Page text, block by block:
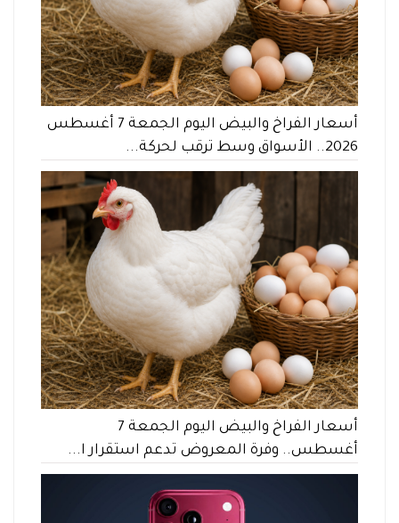
أسعار الفراخ والبيض اليوم الجمعة 7 أغسطس
2026.. الأسواق وسط ترقب لحركة...
أسعار الفراخ والبيض اليوم الجمعة 7
أغسطس.. وفرة المعروض تدعم استقرار ا...